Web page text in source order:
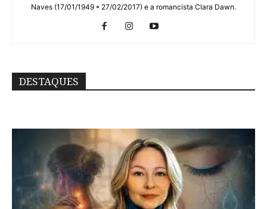
Naves (17/01/1949 * 27/02/2017) e a romancista Clara Dawn.
DESTAQUES